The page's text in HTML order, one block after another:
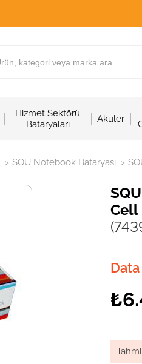
Hizmet Sektörü
Bataryaları
Aküler
> SQU Notebook Bataryası >
Cell